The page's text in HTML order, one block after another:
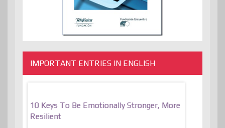
IMPORTANT ENTRIES IN ENGLISH
10 Keys To Be Emotionally Stronger, More
Resilient